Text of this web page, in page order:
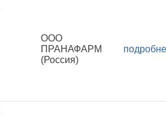
ООО
ПРАНАФАРМ
(Россия)